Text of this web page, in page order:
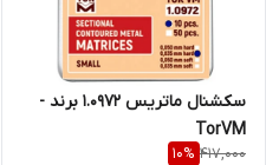
سکشنال ماتریس ۱.۰۹۷۲ برند -
TorVM
417,000
10%